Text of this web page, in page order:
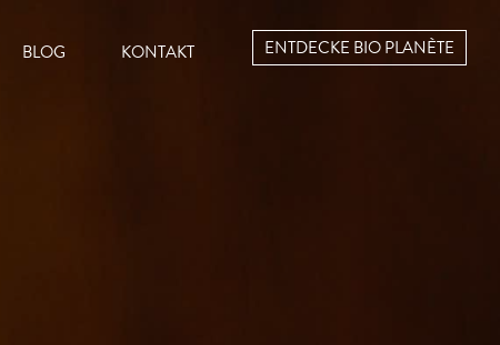
ENTDECKE BIO PLANÈTE
BLOG KONTAKT